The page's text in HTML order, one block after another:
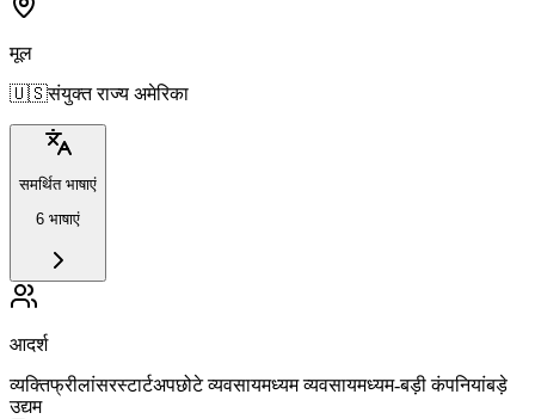
मूल
🇺🇸संयुक्त राज्य अमेरिका
समर्थित भाषाएं
6 भाषाएं
आदर्श
व्यक्तिफ्रीलांसरस्टार्टअपछोटे व्यवसायमध्यम व्यवसायमध्यम-बड़ी कंपनियांबड़े
उद्यम